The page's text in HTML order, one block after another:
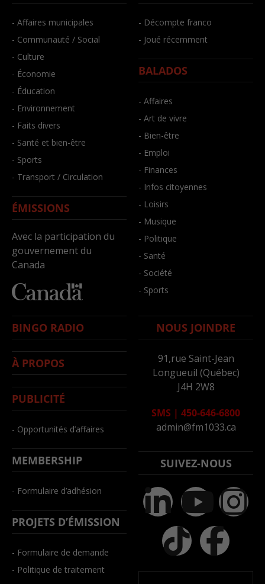
- Affaires municipales
- Communauté / Social
- Culture
- Économie
- Éducation
- Environnement
- Faits divers
- Santé et bien-être
- Sports
- Transport / Circulation
ÉMISSIONS
Avec la participation du
gouvernement du
Canada
- Décompte franco
- Joué récemment
BALADOS
- Affaires
- Art de vivre
- Bien-être
- Emploi
- Finances
- Infos citoyennes
- Loisirs
- Musique
- Politique
- Santé
- Société
- Sports
BINGO RADIO
À PROPOS
PUBLICITÉ
- Opportunités d’affaires
MEMBERSHIP
- Formulaire d’adhésion
PROJETS D’ÉMISSION
- Formulaire de demande
- Politique de traitement
NOUS JOINDRE
91,rue Saint-Jean
Longueuil (Québec)
J4H 2W8
SMS | 450-646-6800
admin@fm1033.ca
SUIVEZ-NOUS